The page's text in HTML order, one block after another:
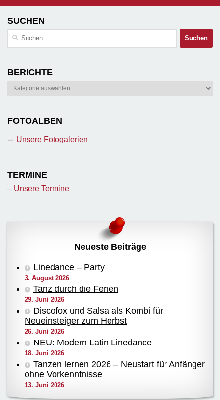
SUCHEN
Suchen
BERICHTE
Berichte
FOTOALBEN
Unsere Fotogalerien
TERMINE
– Unsere Termine
Neueste Beiträge
Linedance – Party
3. August 2026
Tanz durch die Ferien
29. Juni 2026
Discofox und Salsa als Kombi für
Neueinsteiger zum Herbst
26. Juni 2026
NEU: Modern Latin Linedance
18. Juni 2026
Tanzen lernen 2026 – Neustart für Anfänger
ohne Vorkenntnisse
13. Juni 2026